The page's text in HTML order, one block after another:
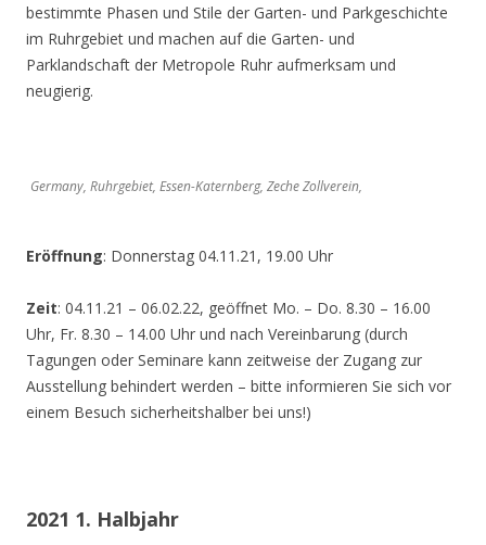
bestimmte Phasen und Stile der Garten- und Parkgeschichte
im Ruhrgebiet und machen auf die Garten- und
Parklandschaft der Metropole Ruhr aufmerksam und
neugierig.
Germany, Ruhrgebiet, Essen-Katernberg, Zeche Zollverein,
Eröffnung: Donnerstag 04.11.21, 19.00 Uhr
Zeit: 04.11.21 – 06.02.22, geöffnet Mo. – Do. 8.30 – 16.00
Uhr, Fr. 8.30 – 14.00 Uhr und nach Vereinbarung (durch
Tagungen oder Seminare kann zeitweise der Zugang zur
Ausstellung behindert werden – bitte informieren Sie sich vor
einem Besuch sicherheitshalber bei uns!)
2021 1. Halbjahr